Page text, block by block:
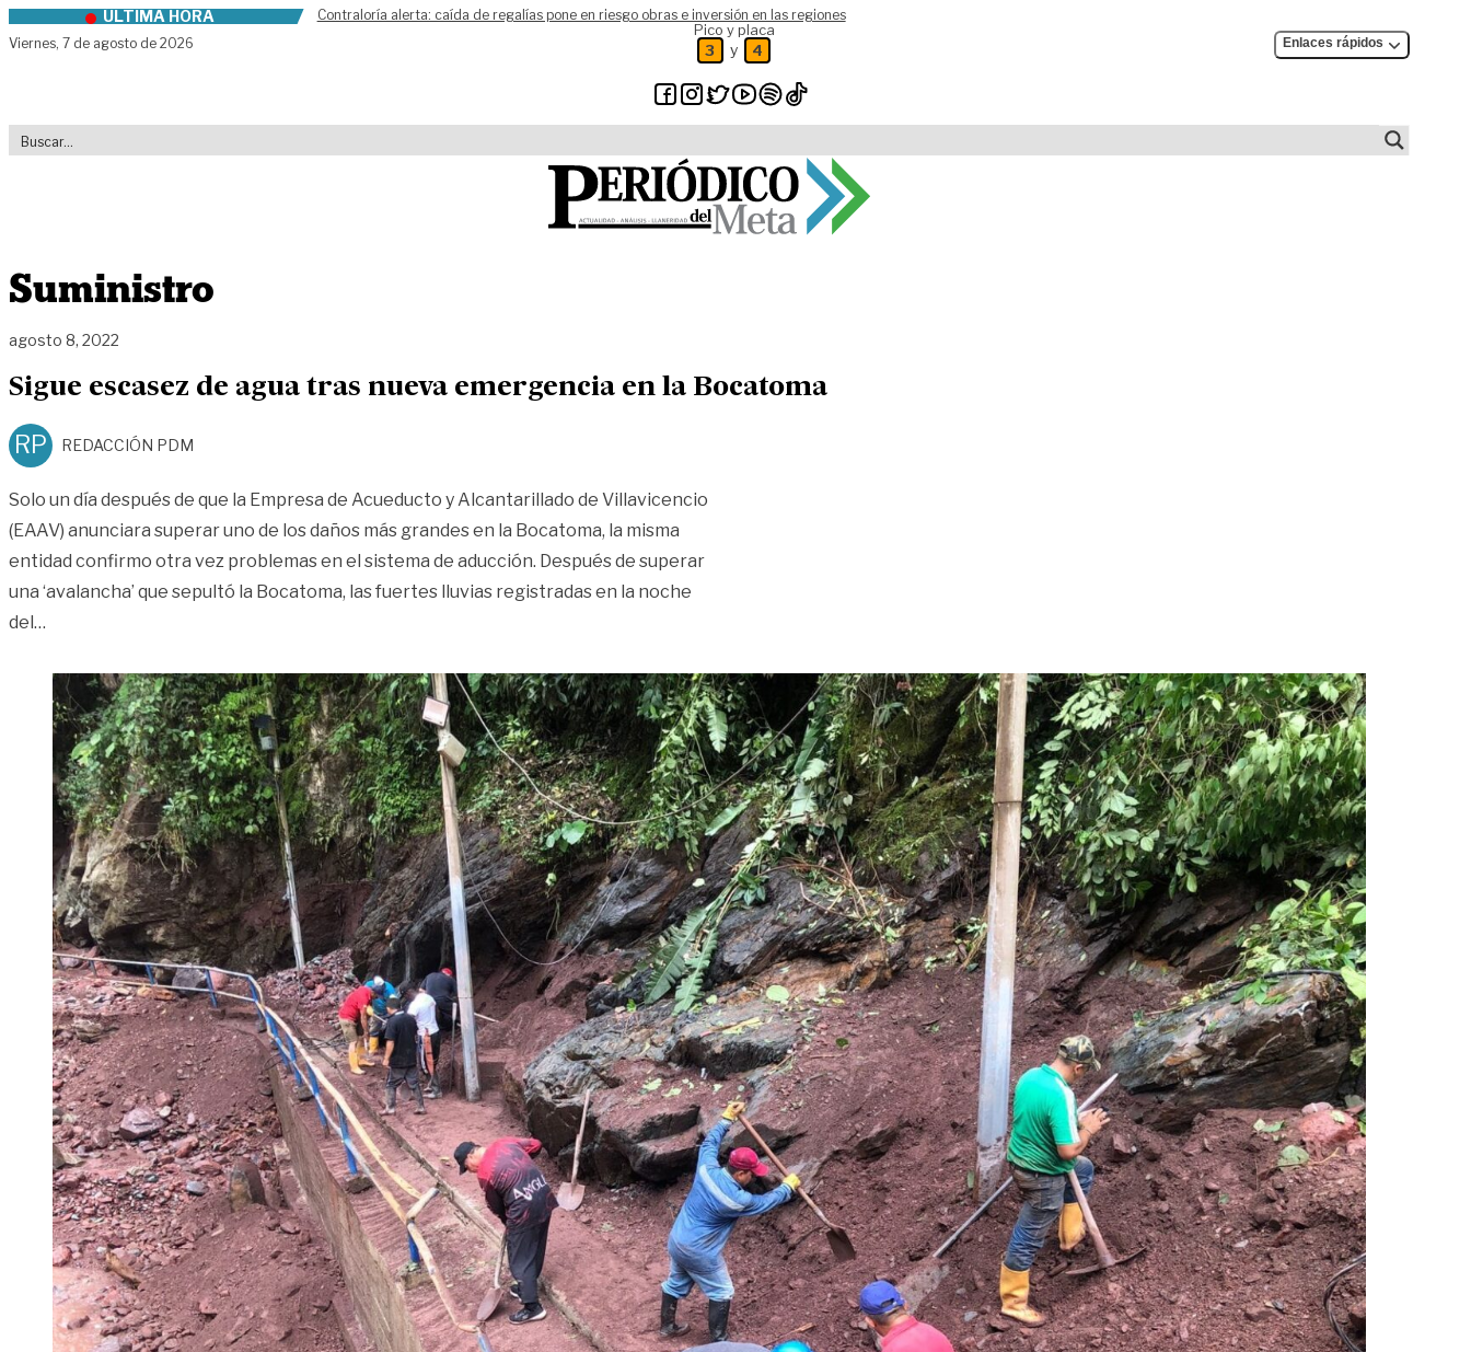
Skip to contentÚLTIMA HORA
Contraloría alerta: caída de regalías pone en riesgo obras e inversión en las regiones
Viernes, 7 de agosto de 2026
Pico y placa
3 y 4 Enlaces rápidos
Suministro
agosto 8, 2022
Sigue escasez de agua tras nueva emergencia en la Bocatoma
RP REDACCIÓN PDM
Solo un día después de que la Empresa de Acueducto y Alcantarillado de Villavicencio
(EAAV) anunciara superar uno de los daños más grandes en la Bocatoma, la misma
entidad confirmo otra vez problemas en el sistema de aducción. Después de superar
una ‘avalancha’ que sepultó la Bocatoma, las fuertes lluvias registradas en la noche
del…